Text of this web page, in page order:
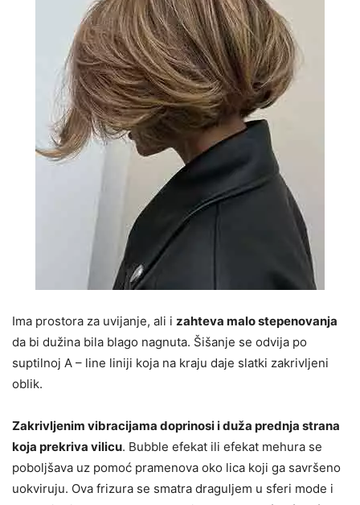
Ima prostora za uvijanje, ali i zahteva malo stepenovanja
da bi dužina bila blago nagnuta. Šišanje se odvija po
suptilnoj A – line liniji koja na kraju daje slatki zakrivljeni
oblik.
Zakrivljenim vibracijama doprinosi i duža prednja strana
koja prekriva vilicu. Bubble efekat ili efekat mehura se
poboljšava uz pomoć pramenova oko lica koji ga savršeno
uokviruju. Ova frizura se smatra draguljem u sferi mode i